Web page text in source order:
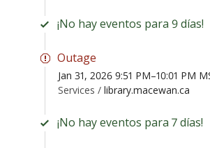
¡No hay eventos para 9 días!
Outage
Jan 31, 2026 9:51 PM–10:01 PM
Services / library.macewan.ca
¡No hay eventos para 7 días!